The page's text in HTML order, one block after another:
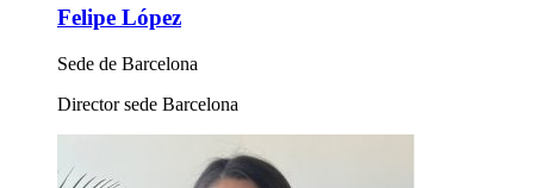
Felipe López
Sede de Barcelona
Director sede Barcelona